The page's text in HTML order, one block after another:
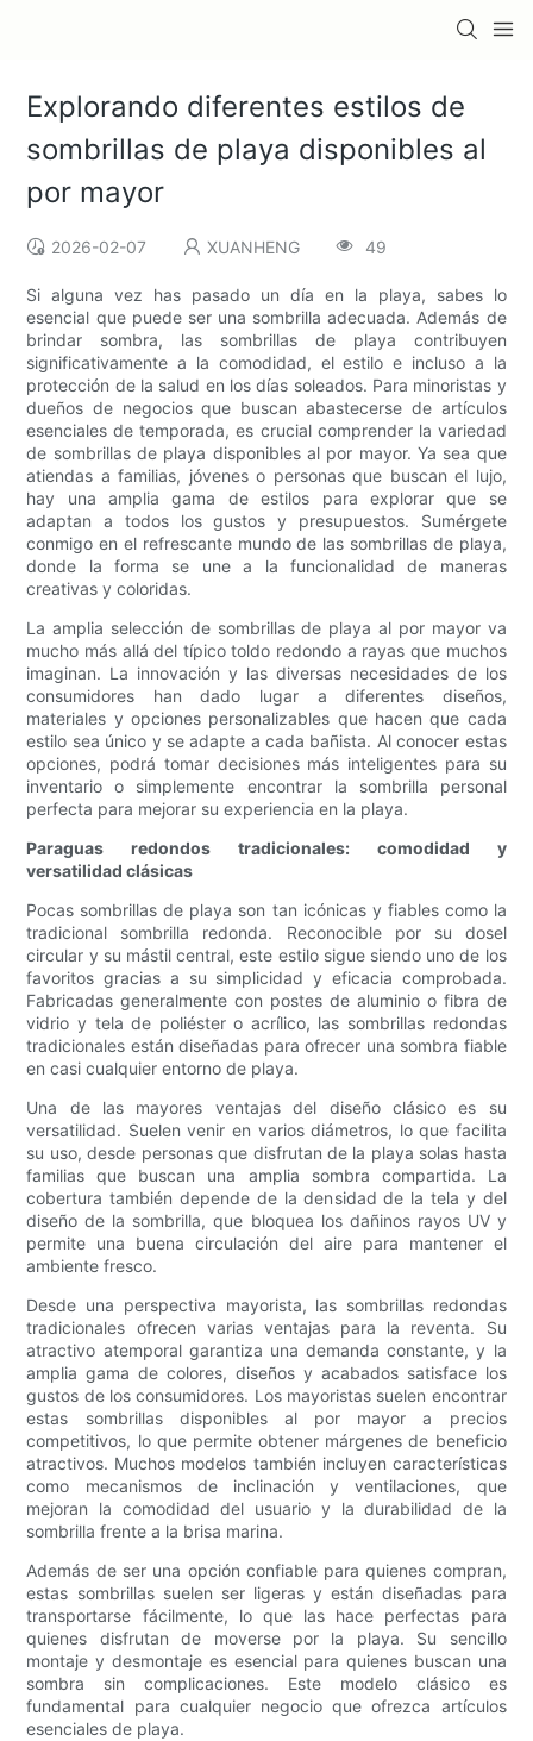
Explorando diferentes estilos de
sombrillas de playa disponibles al
por mayor
2026-02-07 XUANHENG 49
Si alguna vez has pasado un día en la playa, sabes lo
esencial que puede ser una sombrilla adecuada. Además de
brindar sombra, las sombrillas de playa contribuyen
significativamente a la comodidad, el estilo e incluso a la
protección de la salud en los días soleados. Para minoristas y
dueños de negocios que buscan abastecerse de artículos
esenciales de temporada, es crucial comprender la variedad
de sombrillas de playa disponibles al por mayor. Ya sea que
atiendas a familias, jóvenes o personas que buscan el lujo,
hay una amplia gama de estilos para explorar que se
adaptan a todos los gustos y presupuestos. Sumérgete
conmigo en el refrescante mundo de las sombrillas de playa,
donde la forma se une a la funcionalidad de maneras
creativas y coloridas.
La amplia selección de sombrillas de playa al por mayor va
mucho más allá del típico toldo redondo a rayas que muchos
imaginan. La innovación y las diversas necesidades de los
consumidores han dado lugar a diferentes diseños,
materiales y opciones personalizables que hacen que cada
estilo sea único y se adapte a cada bañista. Al conocer estas
opciones, podrá tomar decisiones más inteligentes para su
inventario o simplemente encontrar la sombrilla personal
perfecta para mejorar su experiencia en la playa.
Paraguas redondos tradicionales: comodidad y
versatilidad clásicas
Pocas sombrillas de playa son tan icónicas y fiables como la
tradicional sombrilla redonda. Reconocible por su dosel
circular y su mástil central, este estilo sigue siendo uno de los
favoritos gracias a su simplicidad y eficacia comprobada.
Fabricadas generalmente con postes de aluminio o fibra de
vidrio y tela de poliéster o acrílico, las sombrillas redondas
tradicionales están diseñadas para ofrecer una sombra fiable
en casi cualquier entorno de playa.
Una de las mayores ventajas del diseño clásico es su
versatilidad. Suelen venir en varios diámetros, lo que facilita
su uso, desde personas que disfrutan de la playa solas hasta
familias que buscan una amplia sombra compartida. La
cobertura también depende de la densidad de la tela y del
diseño de la sombrilla, que bloquea los dañinos rayos UV y
permite una buena circulación del aire para mantener el
ambiente fresco.
Desde una perspectiva mayorista, las sombrillas redondas
tradicionales ofrecen varias ventajas para la reventa. Su
atractivo atemporal garantiza una demanda constante, y la
amplia gama de colores, diseños y acabados satisface los
gustos de los consumidores. Los mayoristas suelen encontrar
estas sombrillas disponibles al por mayor a precios
competitivos, lo que permite obtener márgenes de beneficio
atractivos. Muchos modelos también incluyen características
como mecanismos de inclinación y ventilaciones, que
mejoran la comodidad del usuario y la durabilidad de la
sombrilla frente a la brisa marina.
Además de ser una opción confiable para quienes compran,
estas sombrillas suelen ser ligeras y están diseñadas para
transportarse fácilmente, lo que las hace perfectas para
quienes disfrutan de moverse por la playa. Su sencillo
montaje y desmontaje es esencial para quienes buscan una
sombra sin complicaciones. Este modelo clásico es
fundamental para cualquier negocio que ofrezca artículos
esenciales de playa.